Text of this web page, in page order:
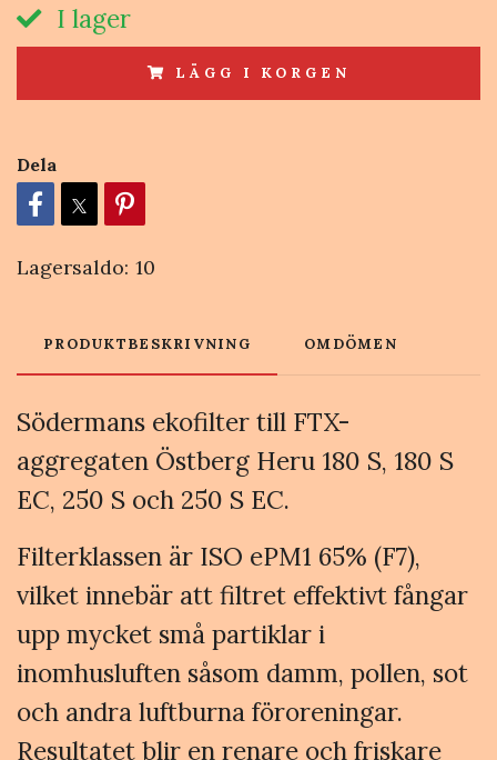
I lager
LÄGG I KORGEN
Dela
Lagersaldo: 10
PRODUKTBESKRIVNING OMDÖMEN
Södermans ekofilter till FTX-
aggregaten Östberg Heru 180 S, 180 S
EC, 250 S och 250 S EC.
Filterklassen är ISO ePM1 65% (F7),
vilket innebär att filtret effektivt fångar
upp mycket små partiklar i
inomhusluften såsom damm, pollen, sot
och andra luftburna föroreningar.
Resultatet blir en renare och friskare